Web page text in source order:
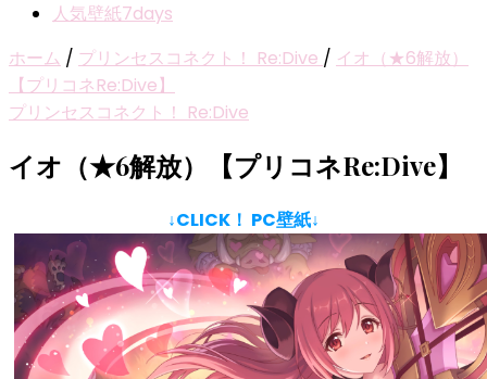
人気壁紙7days
ホーム / プリンセスコネクト！ Re:Dive / イオ（★6解放）
【プリコネRe:Dive】
プリンセスコネクト！ Re:Dive
イオ（★6解放）【プリコネRe:Dive】
↓CLICK！ PC壁紙↓